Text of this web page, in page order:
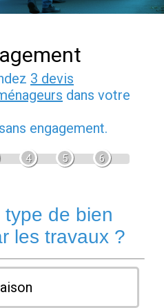
3 devis
dans votre
engagement.
4 5 6
de bien
les travaux ?